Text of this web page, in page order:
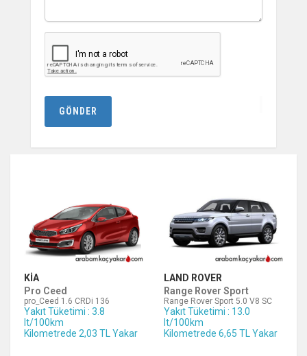
GÖNDER
KIA
Pro Ceed
pro_Ceed 1.6 CRDi 136
Yakıt Tüketimi : 3.8
lt/100km
Kilometrede 2,03 TL Yakar
LAND ROVER
Range Rover Sport
Range Rover Sport 5.0 V8 SC
Yakıt Tüketimi : 13.0
lt/100km
Kilometrede 6,65 TL Yakar